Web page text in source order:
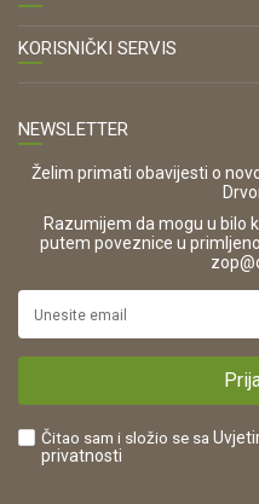
Antuna Mihanovića 7,
47000 Karlovac
OIB:
42821181683
16280
https://www.drvona.hr/
POREZNI BROJ:
O nama
KORISNIČKI SERVIS
Zaštita privatnosti i osobnih
Korištenje kolačića
Pravo na odustajanje i
Reklamacije
Plaćanje karticama
Što dobivam registracijom?
NEWSLETTER
Želim primati obavijesti o
Razumijem da mogu u bilo
putem poveznice u
Čitao sam i složio se sa
privatnosti